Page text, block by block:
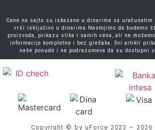
Cene na sajtu su iskazane u dinarima sa uračunatim
vrši isključivo u dinarima.Nastojimo da budemo
proizvoda, prikazu slika i samih cena, ali ne
informacije kompletne i bez grešaka. Svi artikli
naše ponude i ne podrazumeva da su dostupni u
Copyright © by uForce 2023 – 2026